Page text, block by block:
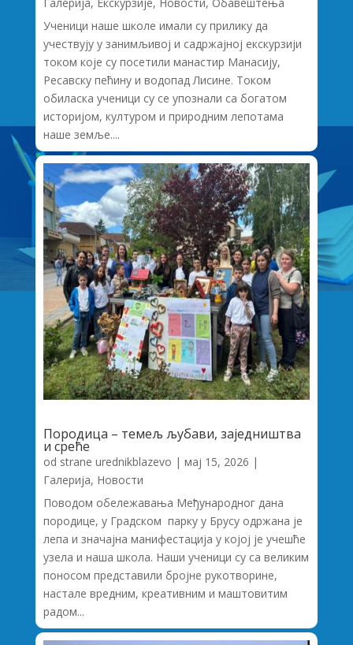
Ученици наше школе имали су прилику да
учествују у занимљивој и садржајној екскурзији
током које су посетили манастир Манасију,
Ресавску пећину и водопад Лисине. Током
обиласка ученици су се упознали са богатом
историјом, културом и природним лепотама
наше земље....
Породица – темељ љубави, заједништва
и среће
od strane urednikblazevo | мај 15, 2026 |
Галерија, Новости
Поводом обележавања Међународног дана
породице, у Градском парку у Брусу одржана је
лепа и значајна манифестација у којој је учешће
узела и наша школа. Наши ученици су са великим
поносом представили бројне рукотворине,
настале вредним, креативним и маштовитим
радом...